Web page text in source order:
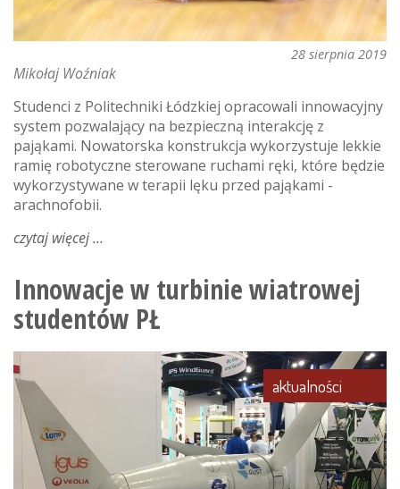
28 sierpnia 2019
Mikołaj Woźniak
Studenci z Politechniki Łódzkiej opracowali innowacyjny
system pozwalający na bezpieczną interakcję z
pająkami. Nowatorska konstrukcja wykorzystuje lekkie
ramię robotyczne sterowane ruchami ręki, które będzie
wykorzystywane w terapii lęku przed pająkami -
arachnofobii.
czytaj więcejo
pł
w
walce
z
arachnofobią
Innowacje w turbinie wiatrowej
studentów PŁ
aktualności